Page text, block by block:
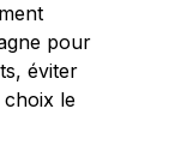
pour
éviter
le